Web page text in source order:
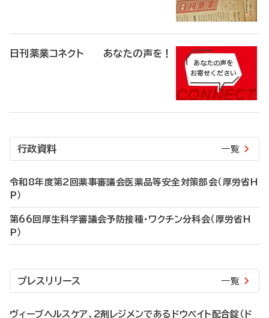
日刊薬業コネクト あなたの声を！
行政資料 一覧
令和8年度第2回薬事審議会医薬品等安全対策部会（厚労省H
P）
第66回厚生科学審議会予防接種・ワクチン分科会（厚労省H
P）
プレスリリース 一覧
ヴィーブヘルスケア、2剤レジメンであるドウベイト配合錠（ド